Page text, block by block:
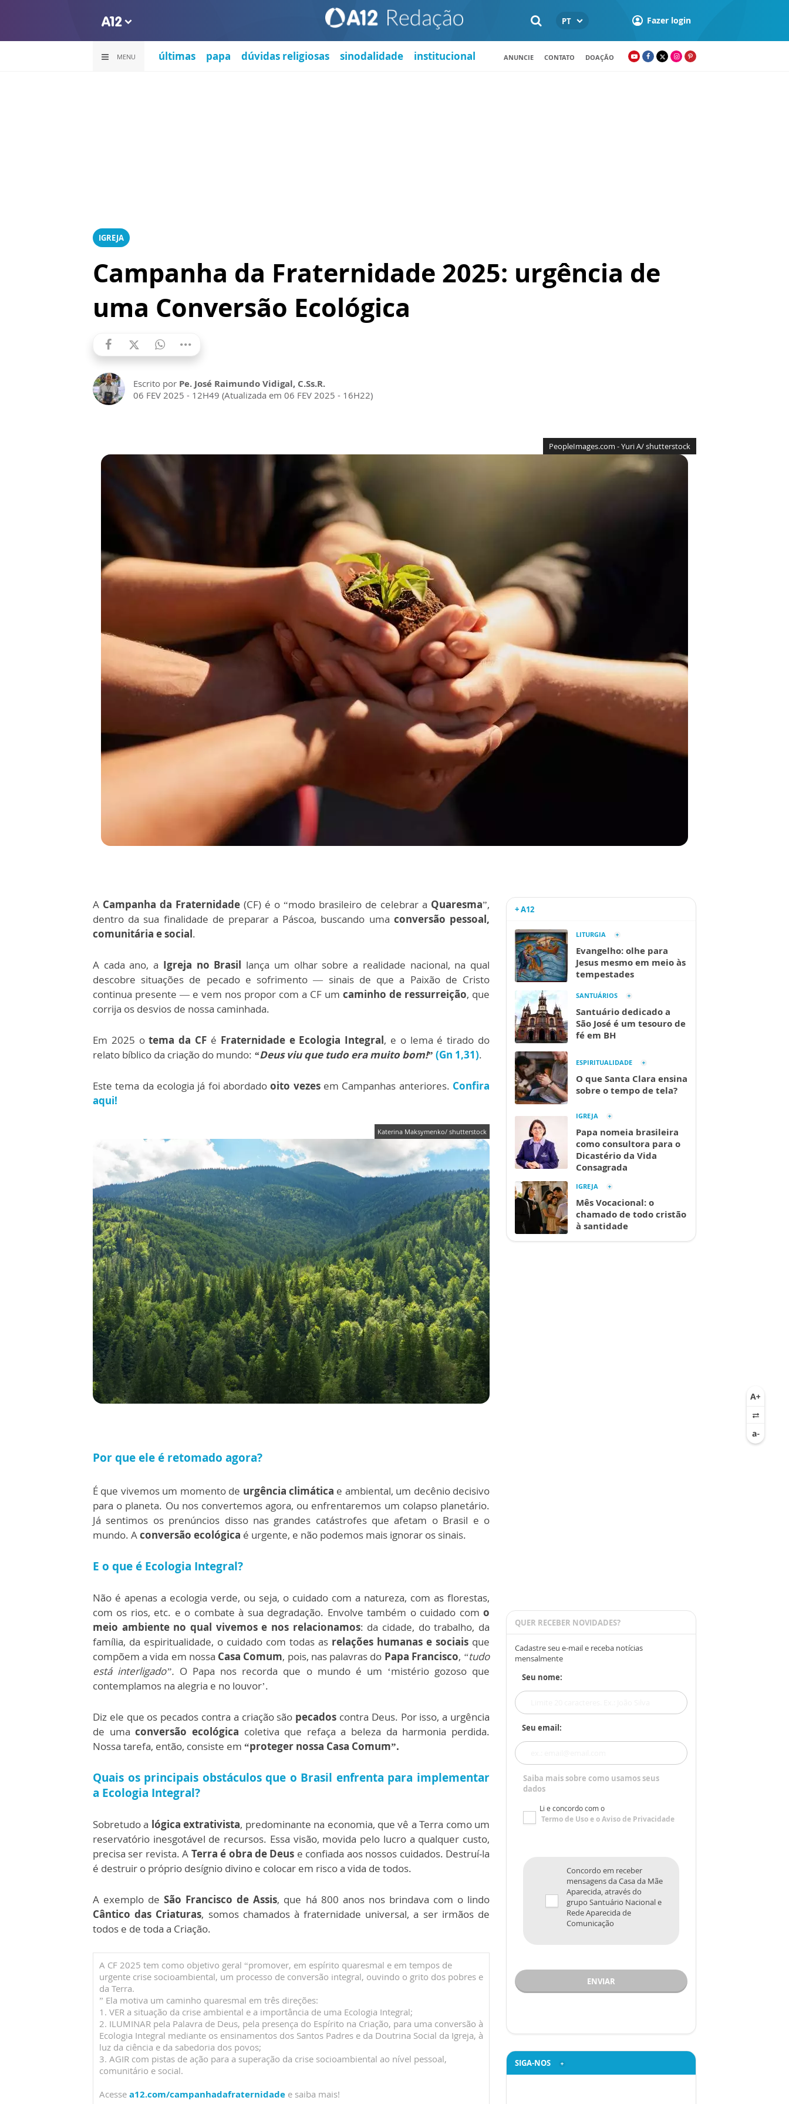
PT Fazer login
MENU últimas papa dúvidas religiosas sinodalidade institucional ANUNCIE CONTATO DOAÇÃO
IGREJA
Campanha da Fraternidade 2025: urgência de
uma Conversão Ecológica
Escrito por Pe. José Raimundo Vidigal, C.Ss.R.
06 FEV 2025 - 12H49 (Atualizada em 06 FEV 2025 - 16H22)
PeopleImages.com - Yuri A/ shutterstock
A Campanha da Fraternidade (CF) é o “modo brasileiro de celebrar a Quaresma”,
dentro da sua finalidade de preparar a Páscoa, buscando uma conversão pessoal,
comunitária e social.
A cada ano, a Igreja no Brasil lança um olhar sobre a realidade nacional, na qual
descobre situações de pecado e sofrimento — sinais de que a Paixão de Cristo
continua presente — e vem nos propor com a CF um caminho de ressurreição, que
corrija os desvios de nossa caminhada.
Em 2025 otema da CF é Fraternidade e Ecologia Integral, e o lema é tirado do
relato bíblico da criação do mundo: “Deus viu que tudo era muito bom!” (Gn 1,31).
Este tema da ecologia já foi abordadooito vezesem Campanhas anteriores. Confira
aqui!
Katerina Maksymenko/ shutterstock
Por que ele é retomado agora?
É que vivemos um momento de urgência climática e ambiental, um decênio decisivo
para o planeta. Ou nos convertemos agora, ou enfrentaremos um colapso planetário.
Já sentimos os prenúncios disso nas grandes catástrofes que afetam o Brasil e o
mundo. Aconversão ecológica é urgente, e não podemos mais ignorar os sinais.
E o que é Ecologia Integral?
Não é apenas a ecologia verde, ou seja, o cuidado com a natureza, com as florestas,
com os rios, etc. e o combate à sua degradação. Envolve também o cuidado com o
meio ambiente no qual vivemos e nos relacionamos: da cidade, do trabalho, da
família, da espiritualidade, o cuidado com todas as relações humanas e sociais que
compõem a vida em nossa Casa Comum, pois, nas palavras do Papa Francisco, “tudo
está interligado”. O Papa nos recorda que o mundo é um ‘mistério gozoso que
contemplamos na alegria e no louvor’.
Diz ele que os pecados contra a criação são pecados contra Deus. Por isso, a urgência
de umaconversão ecológica coletiva que refaça a beleza da harmonia perdida.
Nossa tarefa, então, consiste em “proteger nossa Casa Comum”.
Quais os principais obstáculos que o Brasil enfrenta para implementar
a Ecologia Integral?
Sobretudo a lógica extrativista, predominante na economia, que vê a Terra como um
reservatório inesgotável de recursos. Essa visão, movida pelo lucro a qualquer custo,
precisa ser revista. A Terra é obra de Deus e confiada aos nossos cuidados. Destruí-la
é destruir o próprio desígnio divino e colocar em risco a vida de todos.
A exemplo deSão Francisco de Assis, que há 800 anos nos brindava com o lindo
Cântico das Criaturas, somos chamados à fraternidade universal, a ser irmãos de
todos e de toda a Criação.
A CF 2025 tem como objetivo geral “promover, em espírito quaresmal e em tempos de
urgente crise socioambiental, um processo de conversão integral, ouvindo o grito dos pobres e
da Terra.
” Ela motiva um caminho quaresmal em três direções:
1. VER a situação da crise ambiental e a importância de uma Ecologia Integral;
2. ILUMINAR pela Palavra de Deus, pela presença do Espírito na Criação, para uma conversão à
Ecologia Integral mediante os ensinamentos dos Santos Padres e da Doutrina Social da Igreja, à
luz da ciência e da sabedoria dos povos;
3. AGIR com pistas de ação para a superação da crise socioambiental ao nível pessoal,
comunitário e social.
Acesse a12.com/campanhadafraternidade e saiba mais!
+ A12
LITURGIA
Evangelho: olhe para
Jesus mesmo em meio às
tempestades
SANTUÁRIOS
Santuário dedicado a
São José é um tesouro de
fé em BH
ESPIRITUALIDADE
O que Santa Clara ensina
sobre o tempo de tela?
IGREJA
Papa nomeia brasileira
como consultora para o
Dicastério da Vida
Consagrada
IGREJA
Mês Vocacional: o
chamado de todo cristão
à santidade
QUER RECEBER NOVIDADES?
Cadastre seu e-mail e receba notícias
mensalmente
Seu nome:
Seu email:
Saiba mais sobre como usamos seus
dados
Li e concordo com o
Termo de Usoe oAviso de Privacidade
Concordo em receber
mensagens da Casa da Mãe
Aparecida, através do
grupo Santuário Nacional e
Rede Aparecida de
Comunicação
ENVIAR
SIGA-NOS